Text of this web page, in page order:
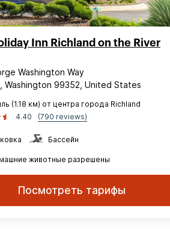
Inn Richland on the River
Washington Way
Washington 99352, United States
(1.18 км) от центра города Richland
4.40
(790 reviews)
Бассейн
животные разрешены
Посмотреть тарифы